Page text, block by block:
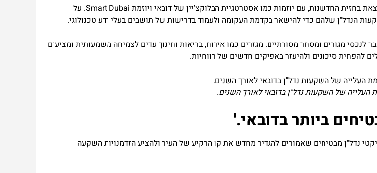
בנוסף, אי אפשר להתעלם מההשפעה של הטכנולוגיה והדיגיטליזציה. דובאי נמצאת בחזית החדשנות, עם יוזמות כמו אסטרטגיית הבלוקצ'יין של דובאי ויוזמת Smart Dubai. על
הנדל"ן שלהם כדי להישאר בקדמת העקומה ולעמוד בדרישות של תושבים בעלי ידע טכנולוגי.
לנכסי מגורים ומסחר מסורתיים. מגזרים כמו אירוח, בריאות וחינוך עדים לצמיחה משמעותית ומציעים
להפחית סיכונים ולהיעזר באפיקים חדשים של רווחיות.
נדל"ן מבטיחים שאמורים להגדיר מחדש את קו הרקיע של העיר ולהציע הזדמנויות השקעה